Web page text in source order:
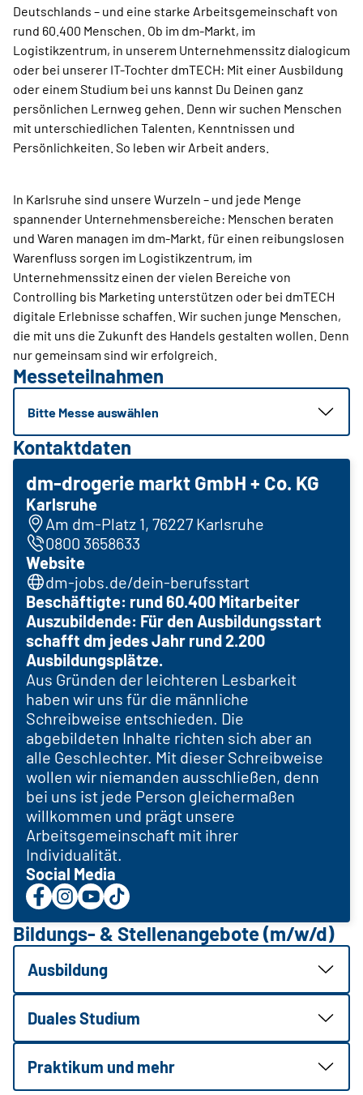
Deutschlands – und eine starke Arbeitsgemeinschaft von
rund 60.400 Menschen. Ob im dm-Markt, im
Logistikzentrum, in unserem Unternehmenssitz dialogicum
oder bei unserer IT-Tochter dmTECH: Mit einer Ausbildung
oder einem Studium bei uns kannst Du Deinen ganz
persönlichen Lernweg gehen. Denn wir suchen Menschen
mit unterschiedlichen Talenten, Kenntnissen und
Persönlichkeiten. So leben wir Arbeit anders.
In Karlsruhe sind unsere Wurzeln – und jede Menge
spannender Unternehmensbereiche: Menschen beraten
und Waren managen im dm-Markt, für einen reibungslosen
Warenfluss sorgen im Logistikzentrum, im
Unternehmenssitz einen der vielen Bereiche von
Controlling bis Marketing unterstützen oder bei dmTECH
digitale Erlebnisse schaffen. Wir suchen junge Menschen,
die mit uns die Zukunft des Handels gestalten wollen. Denn
nur gemeinsam sind wir erfolgreich.
Messeteilnahmen
Bitte Messe auswählen
Kontaktdaten
dm-drogerie markt GmbH + Co. KG
Karlsruhe
Am dm-Platz 1, 76227 Karlsruhe
0800 3658633
Website
dm-jobs.de/dein-berufsstart
Beschäftigte: rund 60.400 Mitarbeiter
Auszubildende: Für den Ausbildungsstart
schafft dm jedes Jahr rund 2.200
Ausbildungsplätze.
Aus Gründen der leichteren Lesbarkeit
haben wir uns für die männliche
Schreibweise entschieden. Die
abgebildeten Inhalte richten sich aber an
alle Geschlechter. Mit dieser Schreibweise
wollen wir niemanden ausschließen, denn
bei uns ist jede Person gleichermaßen
willkommen und prägt unsere
Arbeitsgemeinschaft mit ihrer
Individualität.
Social Media
Bildungs- & Stellenangebote (m/w/d)
Ausbildung
Duales Studium
Praktikum und mehr